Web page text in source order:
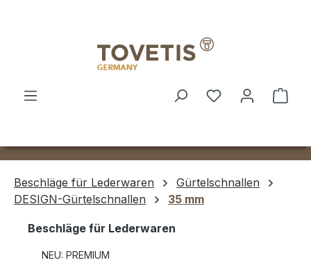
Beschläge für Lederwaren
Gürtelschnallen
DESIGN-Gürtelschnallen
35 mm
Beschläge für Lederwaren
NEU: PREMIUM